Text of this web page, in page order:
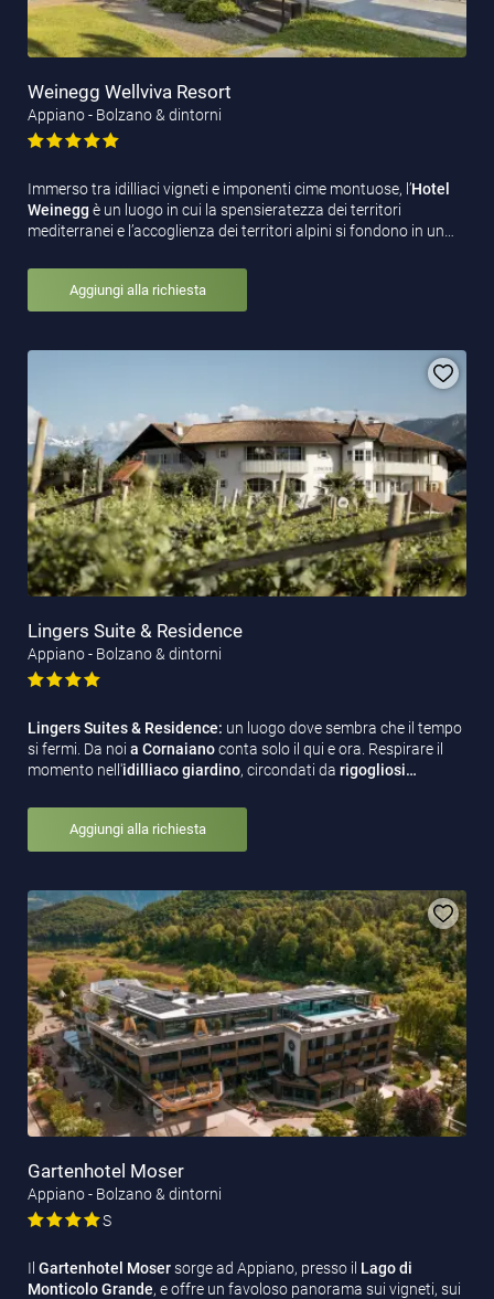
Weinegg Wellviva Resort
Appiano - Bolzano & dintorni
Immerso tra idilliaci vigneti e imponenti cime montuose, l’Hotel
Weinegg è un luogo in cui la spensieratezza dei territori
mediterranei e l’accoglienza dei territori alpini si fondono in un…
Aggiungi alla richiesta
Lingers Suite & Residence
Appiano - Bolzano & dintorni
Lingers Suites & Residence: un luogo dove sembra che il tempo
si fermi. Da noi a Cornaianoconta solo il qui e ora. Respirare il
momento nell'idilliacogiardino, circondati da rigogliosi…
Aggiungi alla richiesta
Gartenhotel Moser
Appiano - Bolzano & dintorni
S
Il Gartenhotel Mosersorge ad Appiano, presso il Lago di
Monticolo Grande, e offre un favoloso panorama sui vigneti, sui